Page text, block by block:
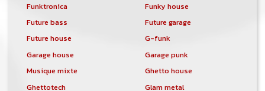
Funktronica
Funky house
Future bass
Future garage
Future house
G-funk
Garage house
Garage punk
Musique mixte
Ghetto house
Ghettotech
Glam metal